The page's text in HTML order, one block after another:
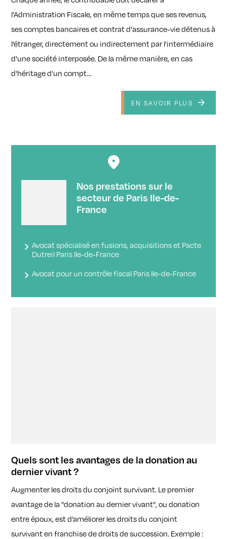
l'Administration Fiscale, en même temps que ses revenus,
ses comptes bancaires et contrat d'assurance-vie détenus à
l’étranger, directement ou indirectement par l'intermédiaire
d'une société interposée. De la même manière, en cas
d'héritage d’un compt...
EN SAVOIR PLUS
Nos prestations sur le
secteur de Paris Ile-de-
France
Avocat spécialisé en fusions, acquisitions et Pacte
Dutreil Paris Ile-de-France
Avocat pour un contrôle fiscal Paris Ile-de-France
Quels sont les avantages de la donation au
dernier vivant ?
Augmenter les droits du conjoint survivant. Le premier
avantage de la "donation au dernier vivant", ou donation
entre époux, est d’améliorer les droits du conjoint
survivant en franchise de droits de succession. Exemple :